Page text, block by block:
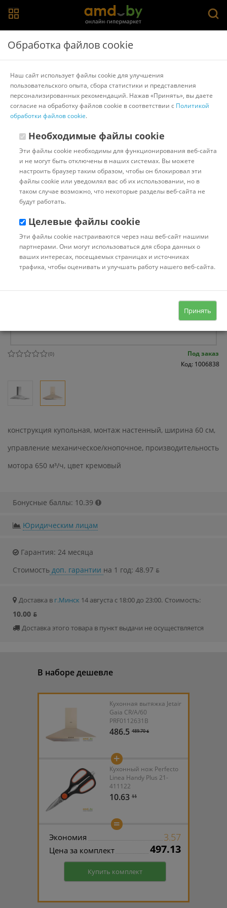
Главная > Каталог товаров Вытяжки
Другие товары Jetair
(0)
Под заказ
Код: 1006838
конструкция купольная, монтаж настенный, ширина 60 см,
управление механическое/кнопочное, производительность
мотора 650 м³/ч, цвет кремовый
Бонусные баллы: 10.39
Юридическим лицам
Гарантия: 24 месяца
Стоимость доп. гарантии на 1 год: 48.97 ƃ
Доставка в г.Минск 14 августа с 18:00 до 23:00. Стоимость:
10.00 ƃ
Доставка этого товара в пункт выдачи не осуществляется
В наборе дешевле
Кухонная вытяжка Jetair
Gaia CR/A/60
PRF0112631B
486.5 489.70 ƃ
+
Кухонный нож Perfecto
Linea Handy Plus 21-
411122
10.63 11
=
Экономия 3.57
Цена за комплект 497.13
Купить комплект
Обработка файлов cookie
Наш сайт использует файлы cookie для улучшения
пользовательского опыта, сбора статистики и представления
персонализированных рекомендаций. Нажав «Принять», вы даете
согласие на обработку файлов cookie в соответствии с Политикой
обработки файлов cookie.
Необходимые файлы cookie
Эти файлы cookie необходимы для функционирования веб-сайта
и не могут быть отключены в наших системах. Вы можете
настроить браузер таким образом, чтобы он блокировал эти
файлы cookie или уведомлял вас об их использовании, но в
таком случае возможно, что некоторые разделы веб-сайта не
будут работать.
Целевые файлы cookie
Эти файлы cookie настраиваются через наш веб-сайт нашими
партнерами. Они могут использоваться для сбора данных о
ваших интересах, посещаемых страницах и источниках
трафика, чтобы оценивать и улучшать работу нашего веб-сайта.
Принять